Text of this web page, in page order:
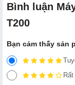
Bình luận
T200
Bạn cảm thấy sản